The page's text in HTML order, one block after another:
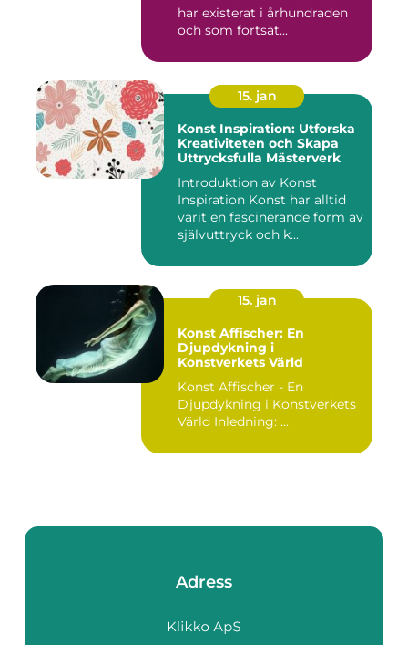
har existerat i århundraden
och som fortsät...
15. jan
Konst Inspiration: Utforska
Kreativiteten och Skapa
Uttrycksfulla Mästerverk
Introduktion av Konst
Inspiration Konst har alltid
varit en fascinerande form av
självuttryck och k...
15. jan
Konst Affischer: En
Djupdykning i
Konstverkets Värld
Konst Affischer - En
Djupdykning i Konstverkets
Värld Inledning: ...
Adress